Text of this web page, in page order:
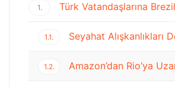
1. Türk Vatandaşlarına
1.1. Seyahat Alışkanlıkları
1.2. Amazon’dan Rio’ya